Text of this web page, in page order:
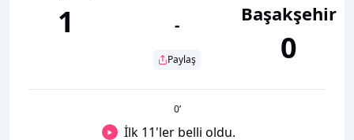
1 -
Paylaş
Başakşehir
0
0’
İlk 11'ler belli oldu.